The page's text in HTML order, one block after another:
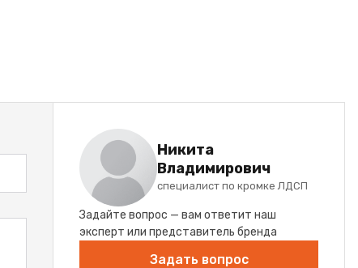
Никита
Владимирович
специалист по кромке ЛДСП
Задайте вопрос — вам ответит наш
эксперт или представитель бренда
Задать вопрос